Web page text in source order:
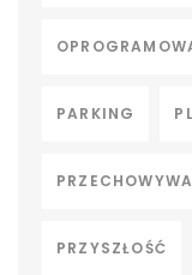
PARKING
PRZYSZŁOŚĆ